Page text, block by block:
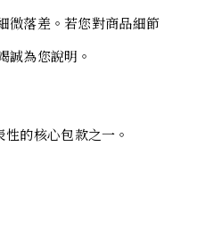
微落差。若您對商品細節
誠為您說明。
的核心包款之一。